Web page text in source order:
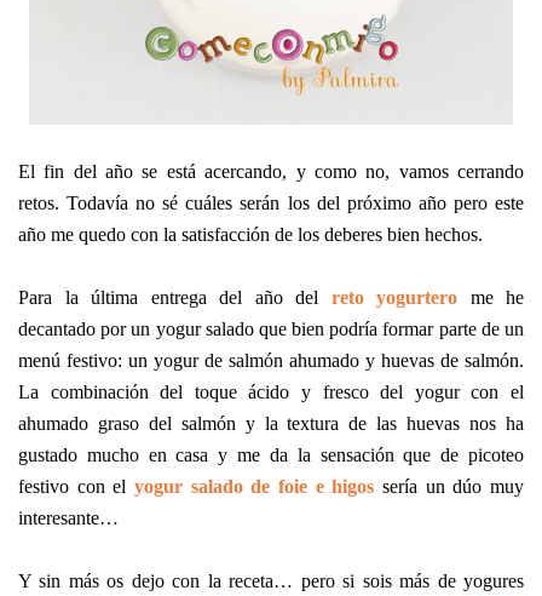
El fin del año se está acercando, y como no, vamos cerrando
retos. Todavía no sé cuáles serán los del próximo año pero este
año me quedo con la satisfacción de los deberes bien hechos.
Para la última entrega del año del reto yogurtero me he
decantado por un yogur salado que bien podría formar parte de un
menú festivo: un yogur de salmón ahumado y huevas de salmón.
La combinación del toque ácido y fresco del yogur con el
ahumado graso del salmón y la textura de las huevas nos ha
gustado mucho en casa y me da la sensación que de picoteo
festivo con el yogur salado de foie e higos sería un dúo muy
interesante…
Y sin más os dejo con la receta… pero si sois más de yogures